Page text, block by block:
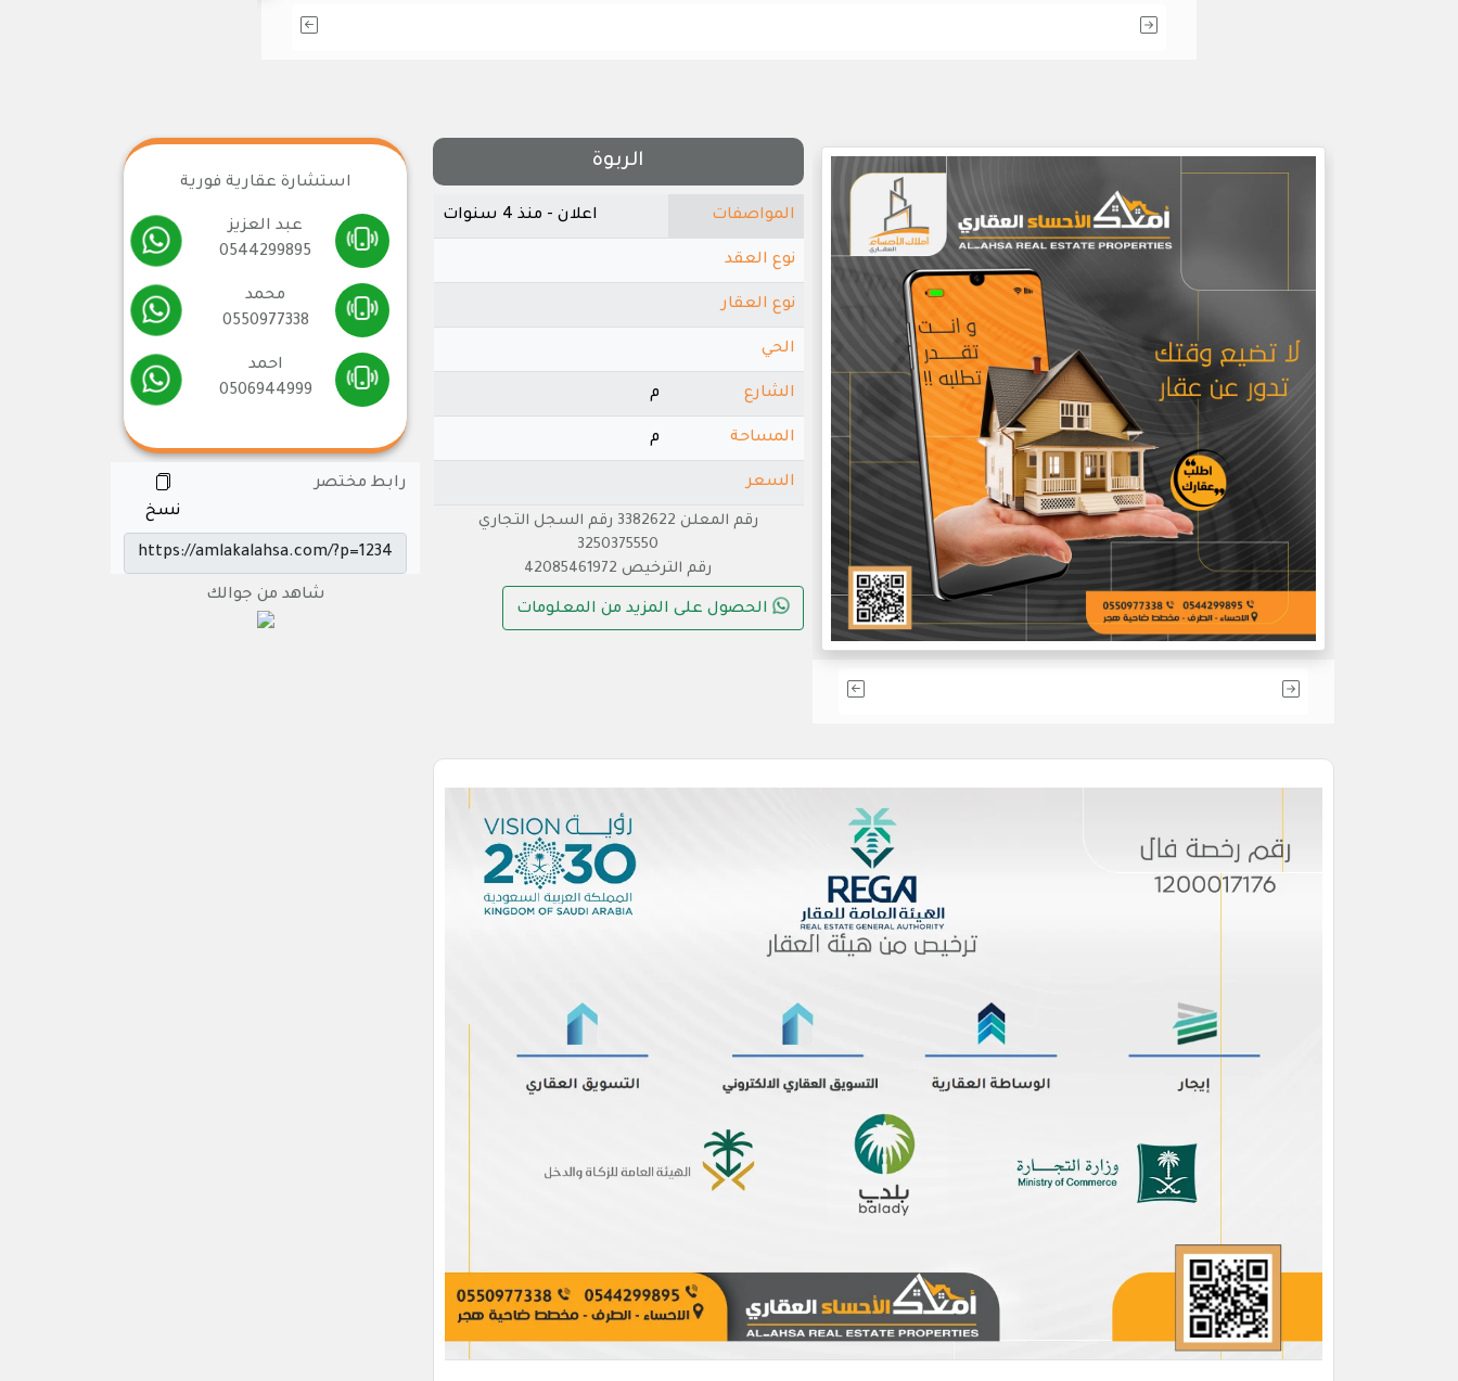
الربوة
المواصفات اعلان - منذ 4 سنوات
نوع العقد
نوع العقار
الحي
الشارع م
المساحة م
السعر
رقم المعلن 3382622 رقم السجل التجاري
3250375550
رقم الترخيص 42085461972
الحصول على المزيد من المعلومات
استشارة عقارية فورية
عبد العزيز
0544299895
محمد
0550977338
احمد
0506944999
رابط مختصر
نسخ
شاهد من جوالك